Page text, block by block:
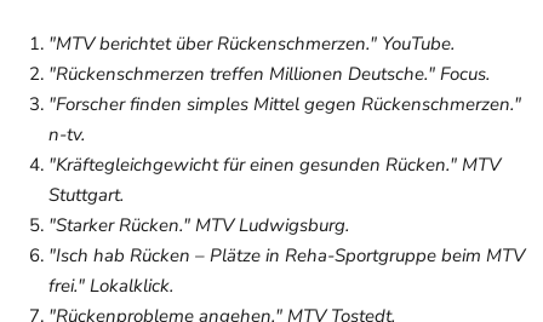
"MTV berichtet über Rückenschmerzen." YouTube.
"Rückenschmerzen treffen Millionen Deutsche." Focus.
"Forscher finden simples Mittel gegen Rückenschmerzen."
n-tv.
"Kräftegleichgewicht für einen gesunden Rücken." MTV
Stuttgart.
"Starker Rücken." MTV Ludwigsburg.
"Isch hab Rücken – Plätze in Reha-Sportgruppe beim MTV
frei." Lokalklick.
"Rückenprobleme angehen." MTV Tostedt.